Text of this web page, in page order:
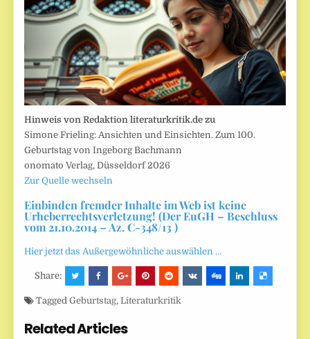
Hinweis von Redaktion literaturkritik.de zu
Simone Frieling: Ansichten und Einsichten. Zum 100.
Geburtstag von Ingeborg Bachmann
onomato Verlag, Düsseldorf 2026
Zur Quelle wechseln
Einbinden fremder Inhalte im Web ist keine
Urheberrechtsverletzung! (Der EuGH – Beschluss
vom 21.10.2014 – Az. C-348/13 )
Hier jetzt das Außergewöhnliche auswählen …
Share:
TaggedGeburtstag,Literaturkritik
Related Articles